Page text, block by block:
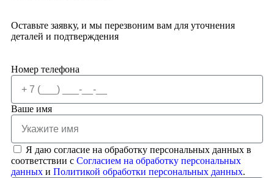
Оставьте заявку, и мы перезвоним вам для уточнения
деталей и подтверждения
Номер телефона
Ваше имя
Я даю согласие на обработку персональных данных в
соответствии с Согласием на обработку персональных
данных и Политикой обработки персональных данных.